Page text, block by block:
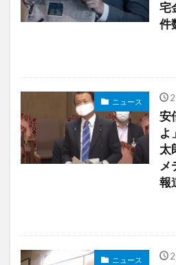
宅
件
ニュース
安
よ
太
メ
報
ニュース